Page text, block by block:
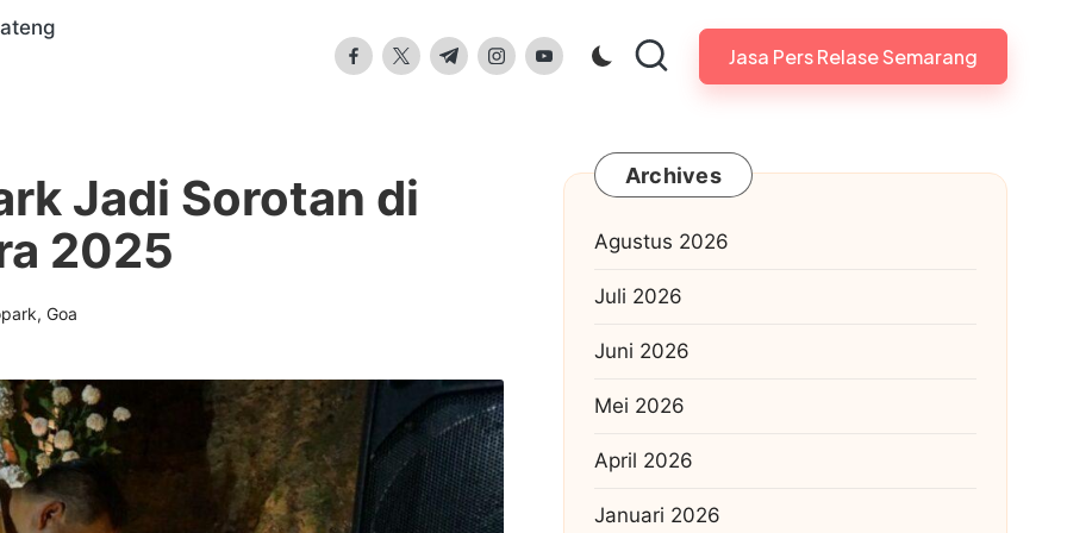
facebook.com
twitter.com
t.me instagram.com
youtube.com Jasa Pers Relase Semarang
Jadi Sorotan di
2025
, Goa
Archives
Agustus 2026
Juli 2026
Juni 2026
Mei 2026
April 2026
Januari 2026